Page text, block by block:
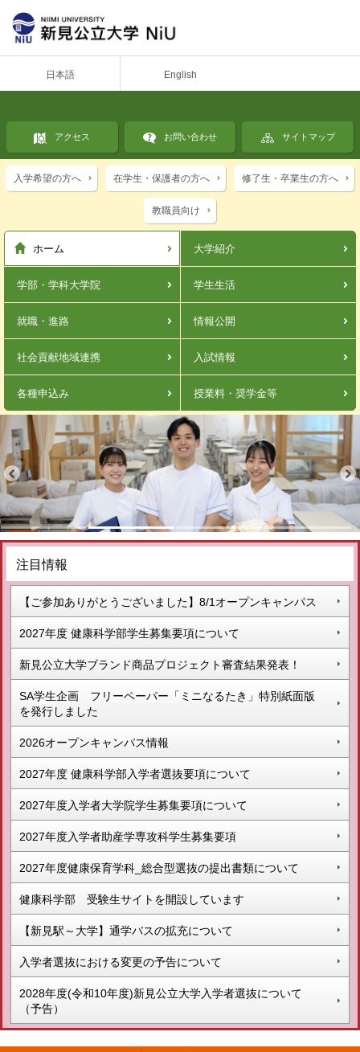
日本語 English
アクセス お問い合わせ サイトマップ
入学希望の方へ 在学生・保護者の方へ 修了生・卒業生の方へ
教職員向け
ホーム 大学紹介
学部・学科大学院 学生生活
就職・進路 情報公開
社会貢献地域連携 入試情報
各種申込み 授業料・奨学金等
注目情報
【ご参加ありがとうございました】8/1オープンキャンパス
2027年度 健康科学部学生募集要項について
新見公立大学ブランド商品プロジェクト審査結果発表！
SA学生企画 フリーペーパー「ミニなるたき」特別紙面版
を発行しました
2026オープンキャンパス情報
2027年度 健康科学部入学者選抜要項について
2027年度入学者大学院学生募集要項について
2027年度入学者助産学専攻科学生募集要項
2027年度健康保育学科_総合型選抜の提出書類について
健康科学部 受験生サイトを開設しています
【新見駅～大学】通学バスの拡充について
入学者選抜における変更の予告について
2028年度(令和10年度)新見公立大学入学者選抜について
（予告）